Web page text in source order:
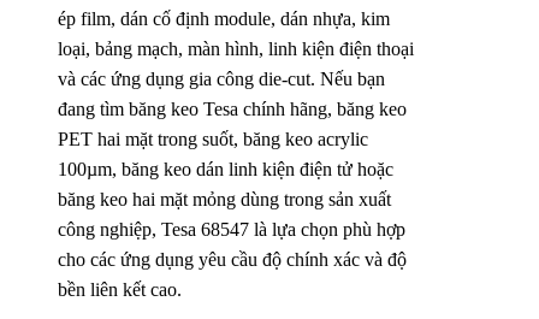
ép film, dán cố định module, dán nhựa, kim
loại, bảng mạch, màn hình, linh kiện điện thoại
và các ứng dụng gia công die-cut. Nếu bạn
đang tìm băng keo Tesa chính hãng, băng keo
PET hai mặt trong suốt, băng keo acrylic
100µm, băng keo dán linh kiện điện tử hoặc
băng keo hai mặt mỏng dùng trong sản xuất
công nghiệp, Tesa 68547 là lựa chọn phù hợp
cho các ứng dụng yêu cầu độ chính xác và độ
bền liên kết cao.